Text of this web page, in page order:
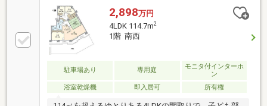
2,898万円
4LDK 114.7m2
1階 南西
駐車場あり 専用庭
モニタ付インターホ
ン
浴室乾燥機
即入居可 所有権